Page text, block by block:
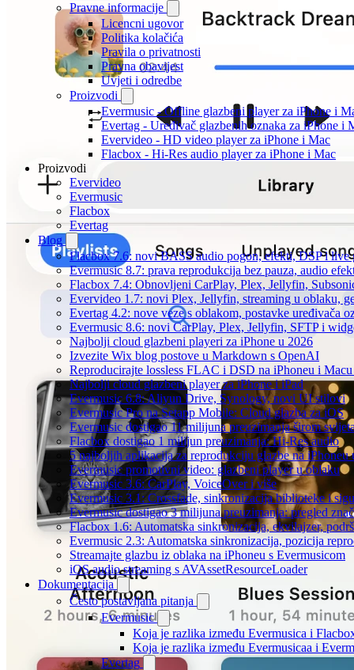
Pravne informacije
Licencni ugovor
Politika kolačića
Pravila o privatnosti
Pravna obavijest
Uvjeti i odredbe
Proizvodi
Evermusic - Offline glazbeni player za iPhone i
Evertag - Uređivač glazbenih oznaka za iPhone i
Evervideo - HD video player za iPhone i Mac
Flacbox - Hi-Res audio player za iPhone i Mac
Proizvodi
Evervideo
Evermusic
Flacbox
Evertag
Blog
Flacbox 7.6: novi BASS audio pogon, efekti, DSP i live
Evermusic 8.7: prava reprodukcija bez pauza, audio
Flacbox 7.4: Obnovljeni CarPlay, Plex, Jellyfin,
Evervideo 1.7: novi Plex, Jellyfin, streaming u oblaku,
Evertag 4.2: nove veze s oblakom, postavke uređivača
Evermusic 8.6: novi CarPlay, Plex, Jellyfin, SFTP i
Najbolji cloud glazbeni playeri za iPhone u 2026
Izvezite Wix blog postove u Markdown s OpenAI
Reproducirajte lossless FLAC i DSD na iPhoneu i
Najbolji cloud glazbeni player za iPhone i iPad
Evermusic 6.8: Aliyun Drive, Synology, novi UI stilovi
Evermusic Pro na Setapp Mobile: Cloud glazba za iOS
Evermusic dostigao 11 milijuna preuzimanja širom
Flacbox dostigao 1 milijun preuzimanja: Hi-Res audio
5 najboljih aplikacija za reprodukciju glazbe na iPhoneu
Evermusic promotivni video: glazbeni player u oblaku
Evermusic 3.6: CarPlay, VoiceOver i više
Evermusic 3.1: Crossfade, sinkronizacija biblioteke i
Evermusic dostigao 3 milijuna preuzimanja: pregled
Flacbox 1.6: Automatska sinkronizacija, ekvilajzer,
Evermusic 2.3: Automatska sinkronizacija, pozicija
Streamajte glazbu iz oblaka na iPhoneu s Evermusicom
iOS audio streaming s AVAssetResourceLoader
Dokumentacija
Često postavljana pitanja
Evermusic
Koja je razlika između Evermusica i
Koja je razlika između Evermusicaa i
Evertag